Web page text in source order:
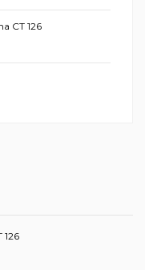
CT 126
126